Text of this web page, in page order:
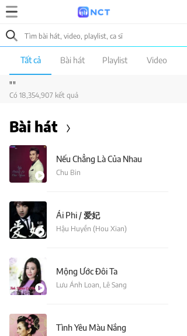
Tất cả Bài hát Playlist Video
""
Có 18,354,907 kết quả
Bài hát
Nếu Chẳng Là Của Nhau
Chu Bin
Ái Phi / 爱妃
Hậu Huyền (Hou Xian)
Mộng Ước Đôi Ta
Lưu Ánh Loan, Lê Sang
Tình Yêu Màu Nắng